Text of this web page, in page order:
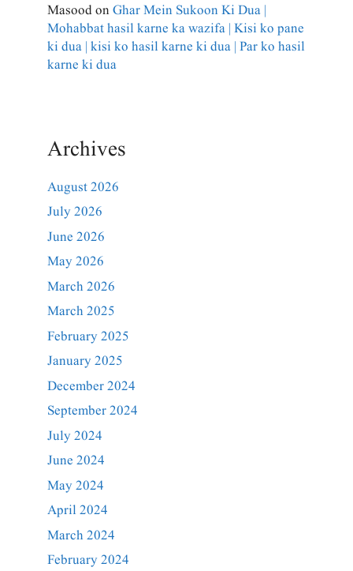
MasoodonGhar Mein Sukoon Ki Dua |
Mohabbat hasil karne ka wazifa | Kisi ko pane
ki dua | kisi ko hasil karne ki dua | Par ko hasil
karne ki dua
Archives
August 2026
July 2026
June 2026
May 2026
March 2026
March 2025
February 2025
January 2025
December 2024
September 2024
July 2024
June 2024
May 2024
April 2024
March 2024
February 2024